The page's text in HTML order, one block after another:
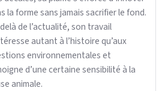
la forme sans jamais sacrifier le fond.
de l’actualité, son travail
autant à l’histoire qu’aux
environnementales et
d’une certaine sensibilité à la
animale.